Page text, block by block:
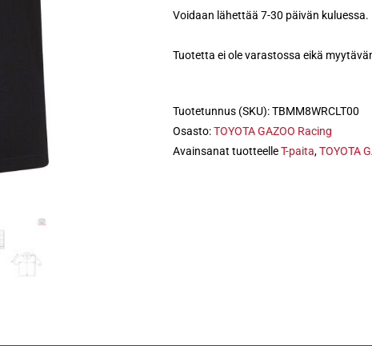
Voidaan lähettää 7-30 päivän kuluessa.
Tuotetta ei ole varastossa eikä
Tuotetunnus (SKU):TBMM8WRCLT00
Osasto:TOYOTA GAZOO Racing
Avainsanat tuotteelleT-paita,TOYOTA